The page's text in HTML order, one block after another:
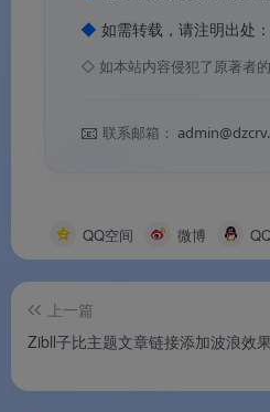
◆ 如需转载，请注明出处：
◇ 如本站内容侵犯了原著者
📧 联系邮箱：
QQ空间 微博
上一篇
Zibll子比主题文章链接添加波浪效